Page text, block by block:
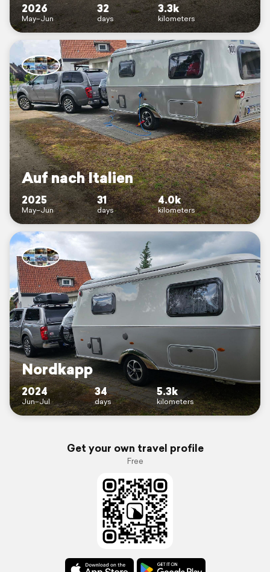
2026
May–Jun
32
days
3.3k
kilometers
Auf nach Italien
2025
May–Jun
31
days
4.0k
kilometers
Nordkapp
2024
Jun–Jul
34
days
5.3k
kilometers
Get your own travel profile
Free